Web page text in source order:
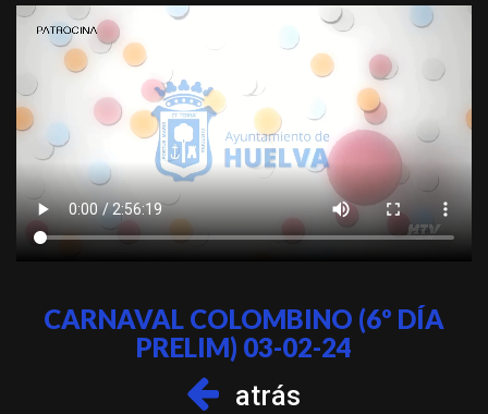
CARNAVAL COLOMBINO (6º DÍA
PRELIM) 03-02-24
atrás